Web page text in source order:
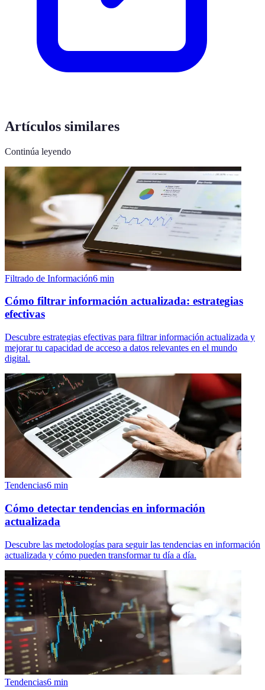
Artículos similares
Continúa leyendo
Filtrado de Información6 min
Cómo filtrar información actualizada: estrategias
efectivas
Descubre estrategias efectivas para filtrar información actualizada y
mejorar tu capacidad de acceso a datos relevantes en el mundo
digital.
Tendencias6 min
Cómo detectar tendencias en información
actualizada
Descubre las metodologías para seguir las tendencias en información
actualizada y cómo pueden transformar tu día a día.
Tendencias6 min